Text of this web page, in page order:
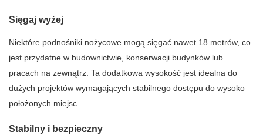
Sięgaj wyżej
Niektóre podnośniki nożycowe mogą sięgać nawet 18 metrów, co
jest przydatne w budownictwie, konserwacji budynków lub
pracach na zewnątrz. Ta dodatkowa wysokość jest idealna do
dużych projektów wymagających stabilnego dostępu do wysoko
położonych miejsc.
Stabilny i bezpieczny